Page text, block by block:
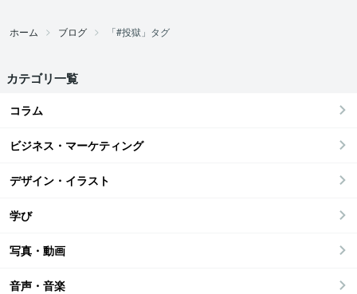
ホーム ブログ 「#投獄」タグ
カテゴリ一覧
コラム
ビジネス・マーケティング
デザイン・イラスト
学び
写真・動画
音声・音楽